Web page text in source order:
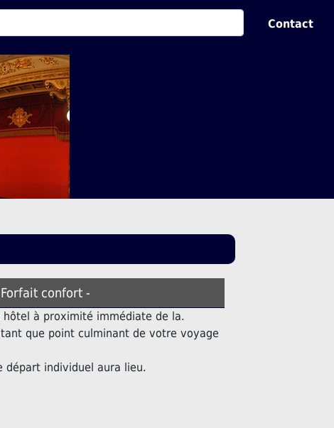
Contact
Forfait confort -
à proximité immédiate de la.
que point culminant de votre voyage
individuel aura lieu.